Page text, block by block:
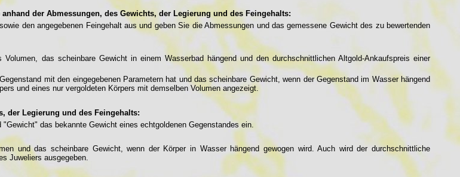
der Abmessungen, des Gewichts, der Legierung und des Feingehalts:
den angegebenen Feingehalt aus und geben Sie die Abmessungen und das gemessene Gewicht des zu bewertenden
das scheinbare Gewicht in einem Wasserbad hängend und den durchschnittlichen Altgold-Ankaufspreis einer
Gegenstand mit den eingegebenen Parametern hat und das scheinbare Gewicht, wenn der Gegenstand im Wasser hängend
und eines nur vergoldeten Körpers mit demselben Volumen angezeigt.
der Legierung und des Feingehalts:
das bekannte Gewicht eines echtgoldenen Gegenstandes ein.
und das scheinbare Gewicht, wenn der Körper in Wasser hängend gewogen wird. Auch wird der durchschnittliche
Juweliers ausgegeben.